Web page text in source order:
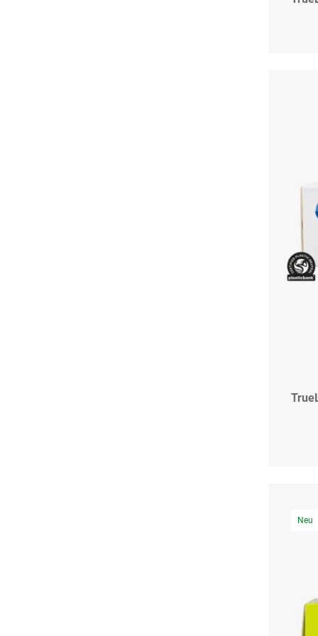
Neu